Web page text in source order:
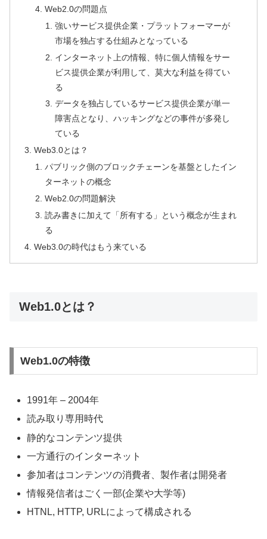
Web2.0の問題点
強いサービス提供企業・プラットフォーマーが
市場を独占する仕組みとなっている
インターネット上の情報、特に個人情報をサー
ビス提供企業が利用して、莫大な利益を得てい
る
データを独占しているサービス提供企業が単一
障害点となり、ハッキングなどの事件が多発し
ている
Web3.0とは？
パブリック側のブロックチェーンを基盤としたイン
ターネットの概念
Web2.0の問題解決
読み書きに加えて「所有する」という概念が生まれ
る
Web3.0の時代はもう来ている
Web1.0とは？
Web1.0の特徴
1991年 – 2004年
読み取り専用時代
静的なコンテンツ提供
一方通行のインターネット
参加者はコンテンツの消費者、製作者は開発者
情報発信者はごく一部(企業や大学等)
HTNL, HTTP, URLによって構成される